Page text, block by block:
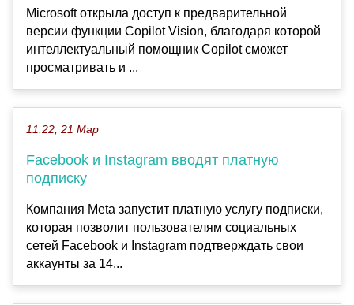
Microsoft открыла доступ к предварительной
версии функции Copilot Vision, благодаря которой
интеллектуальный помощник Copilot сможет
просматривать и ...
11:22, 21 Мар
Facebook и Instagram вводят платную
подписку
Компания Meta запустит платную услугу подписки,
которая позволит пользователям социальных
сетей Facebook и Instagram подтверждать свои
аккаунты за 14...